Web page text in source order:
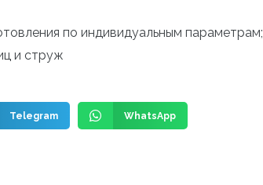
по индивидуальным параметрам;
и струж
Telegram WhatsApp